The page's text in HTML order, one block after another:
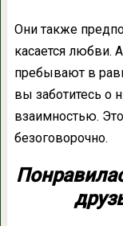
Они также
касается любви.
пребывают в
вы заботитесь о
взаимностью.
безоговорочно.